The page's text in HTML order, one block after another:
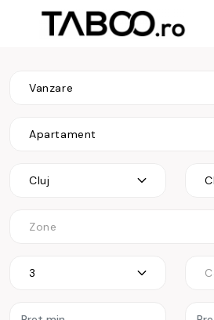
Vanzare
Apartament
Cluj
Zone
3